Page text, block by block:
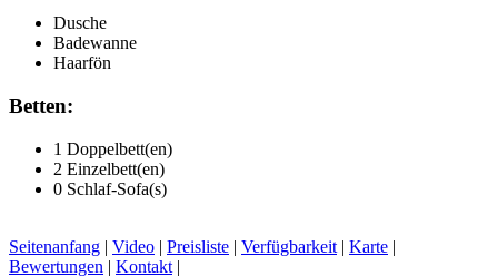
Dusche
Badewanne
Haarfön
Betten:
1 Doppelbett(en)
2 Einzelbett(en)
0 Schlaf-Sofa(s)
Seitenanfang | Video | Preisliste | Verfügbarkeit | Karte |
Bewertungen | Kontakt |